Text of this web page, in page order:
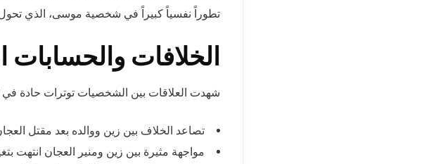
تطوراً نفسياً كبيراً في شخصية موسى، الذي
الخلافات
شهدت العلاقات بين الشخصيات توترات حادة في
تصاعد الخلاف بين زين ووالده بعد مقتل
مواجهة مثيرة بين زين ومنير العجان انتهت